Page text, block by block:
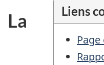
Liens
La